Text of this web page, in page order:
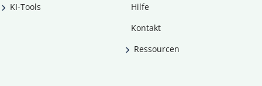
KI-Tools
Hilfe
Kontakt
Ressourcen